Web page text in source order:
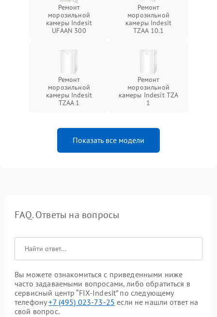
Ремонт
морозильной
камеры Indesit
UFAAN 300
Ремонт
морозильной
камеры Indesit
TZAA 10.1
Ремонт
морозильной
камеры Indesit
TZAA 1
Ремонт
морозильной
камеры Indesit TZA
1
Показать все модели
FAQ. Ответы на вопросы
Вы можете ознакомиться с приведенными ниже
часто задаваемыми вопросами, либо обратиться в
сервисный центр “FIX-Indesit” по следующему
телефону+7 (495) 023-73-25 если не нашли ответ на
свой вопрос.